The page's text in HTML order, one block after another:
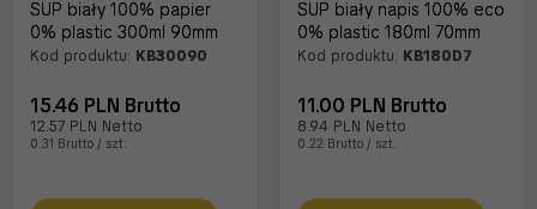
SUP biały 100% papier
0% plastic 300ml 90mm
Kod produktu: KB30090
15.46 PLN Brutto
12.57 PLN Netto
0.31 Brutto / szt.
SUP biały napis 100% eco
0% plastic 180ml 70mm
Kod produktu: KB180D7
11.00 PLN Brutto
8.94 PLN Netto
0.22 Brutto / szt.